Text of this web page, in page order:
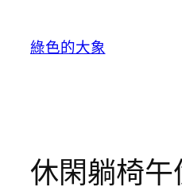
綠色的大象
休閑躺椅